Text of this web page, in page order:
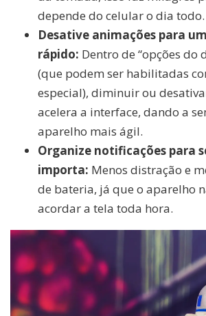
depende do celular o dia todo.
Desative animações para
rápido: Dentro de “opções do
(que podem ser habilitadas
especial), diminuir ou
acelera a interface, dando a
aparelho mais ágil.
Organize notificações para
importa: Menos distração e
de bateria, já que o aparelho
acordar a tela toda hora.